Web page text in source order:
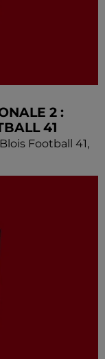
2 :
41
Football 41,